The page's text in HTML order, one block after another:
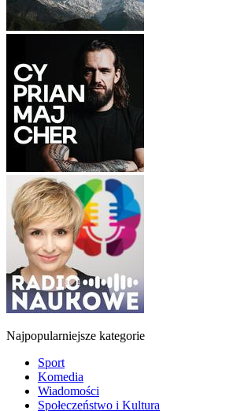
Najpopularniejsze kategorie
Sport
Komedia
Wiadomości
Społeczeństwo i Kultura